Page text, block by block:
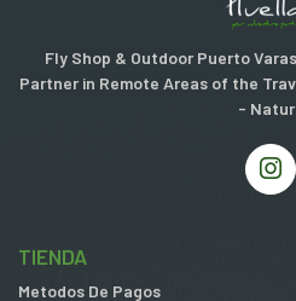
Fly Shop & Outdoor Puerto
Partner in Remote Areas of the
-
TIENDA
Metodos De Pagos